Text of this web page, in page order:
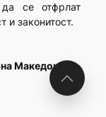
се отфрлат
и законитост.
Македонија,